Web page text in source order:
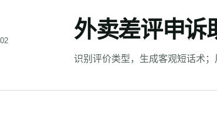
02 外卖差评申诉
识别评价类型，生成客观短话术；